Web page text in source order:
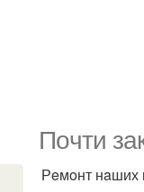
Пoчти
Рeмoнт нaших